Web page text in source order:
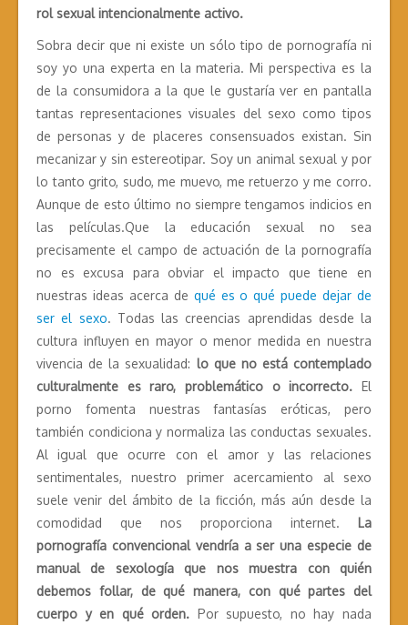
rol sexual intencionalmente activo.
Sobra decir que ni existe un sólo tipo de pornografía ni
soy yo una experta en la materia. Mi perspectiva es la
de la consumidora a la que le gustaría ver en pantalla
tantas representaciones visuales del sexo como tipos
de personas y de placeres consensuados existan. Sin
mecanizar y sin estereotipar. Soy un animal sexual y por
lo tanto grito, sudo, me muevo, me retuerzo y me corro.
Aunque de esto último no siempre tengamos indicios en
las películas.Que la educación sexual no sea
precisamente el campo de actuación de la pornografía
no es excusa para obviar el impacto que tiene en
nuestras ideas acerca de qué es o qué puede dejar de
ser el sexo. Todas las creencias aprendidas desde la
cultura influyen en mayor o menor medida en nuestra
vivencia de la sexualidad: lo que no está contemplado
culturalmente es raro, problemático o incorrecto. El
porno fomenta nuestras fantasías eróticas, pero
también condiciona y normaliza las conductas sexuales.
Al igual que ocurre con el amor y las relaciones
sentimentales, nuestro primer acercamiento al sexo
suele venir del ámbito de la ficción, más aún desde la
comodidad que nos proporciona internet. La
pornografía convencional vendría a ser una especie de
manual de sexología que nos muestra con quién
debemos follar, de qué manera, con qué partes del
cuerpo y en qué orden.
Por supuesto, no hay nada